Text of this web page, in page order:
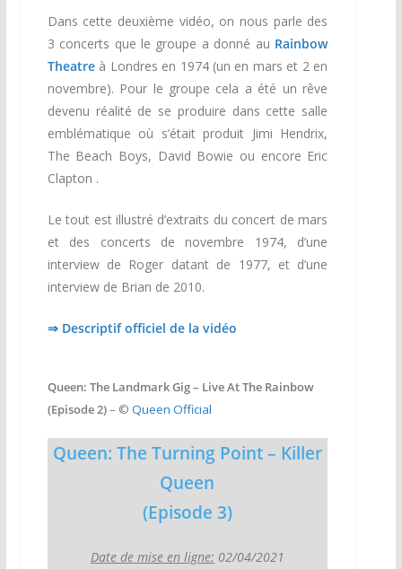
Dans cette deuxième vidéo, on nous parle des
3 concerts que le groupe a donné au Rainbow
Theatreà Londres en 1974 (un en mars et 2 en
novembre). Pour le groupe cela a été un rêve
devenu réalité de se produire dans cette salle
emblématique où s’était produit Jimi Hendrix,
The Beach Boys, David Bowie ou encore Eric
Clapton .
Le tout est illustré d’extraits du concert de mars
et des concerts de novembre 1974, d’une
interview de Roger datant de 1977, et d’une
interview de Brian de 2010.
⇒ Descriptif officiel de la vidéo
Queen: The Landmark Gig – Live At The Rainbow
(Episode 2)– © Queen Official
Queen: The Turning Point – Killer
Queen
(Episode 3)
Date de mise en ligne: 02/04/2021